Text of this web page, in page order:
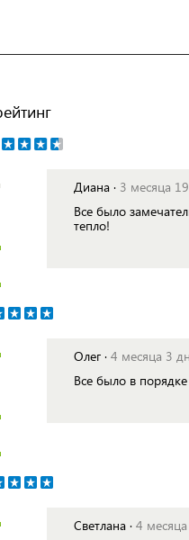
Диана · 3 месяца
Все было
тепло!
Олег · 4 месяца 3
Все было в
Светлана · 4